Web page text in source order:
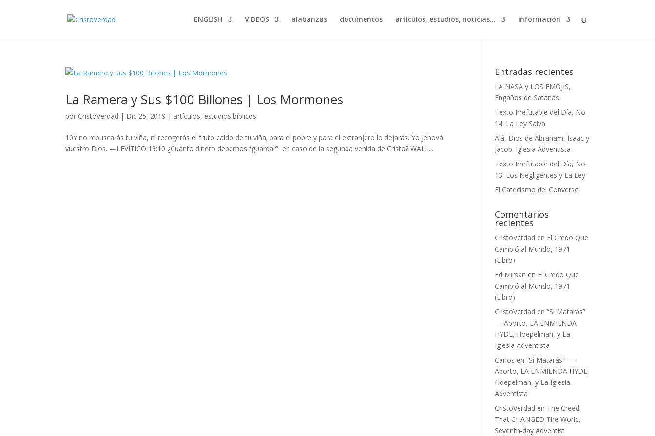
ENGLISH VIDEOS alabanzas documentos artículos, estudios, noticias… información
La Ramera y Sus $100 Billones | Los Mormones
por CristoVerdad | Dic 25, 2019 | artículos, estudios bíblicos
10Y no rebuscarás tu viña, ni recogerás el fruto caído de tu viña; para el pobre y para el extranjero lo dejarás. Yo Jehová
vuestro Dios. —LEVÍTICO 19:10 ¿Cuánto dinero debemos “guardar” en caso de la segunda venida de Cristo? WALL...
Entradas recientes
LA NASA y LOS EMOJIS,
Engaños de Satanás
Texto Irrefutable del Día, No.
14: La Ley Salva
Alá, Dios de Abraham, Isaac y
Jacob: Iglesia Adventista
Texto Irrefutable del Día, No.
13: Los Negligentes y La Ley
El Catecismo del Converso
Comentarios
recientes
CristoVerdad en El Credo Que
Cambió al Mundo, 1971
(Libro)
Ed Mirsan en El Credo Que
Cambió al Mundo, 1971
(Libro)
CristoVerdad en“Sí Matarás”
— Aborto, LA ENMIENDA
HYDE, Hoepelman, y La
Iglesia Adventista
Carlos en“Sí Matarás” —
Aborto, LA ENMIENDA HYDE,
Hoepelman, y La Iglesia
Adventista
CristoVerdad en The Creed
That CHANGED The World,
Seventh-day Adventist